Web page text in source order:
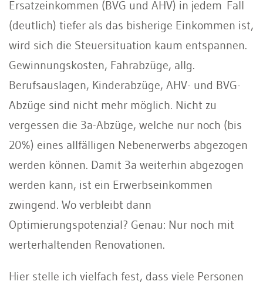
Ersatzeinkommen (BVG und AHV) in jedem Fall
(deutlich) tiefer als das bisherige Einkommen ist,
wird sich die Steuersituation kaum entspannen.
Gewinnungskosten, Fahrabzüge, allg.
Berufsauslagen, Kinderabzüge, AHV- und BVG-
Abzüge sind nicht mehr möglich. Nicht zu
vergessen die 3a-Abzüge, welche nur noch (bis
20%) eines allfälligen Nebenerwerbs abgezogen
werden können. Damit 3a weiterhin abgezogen
werden kann, ist ein Erwerbseinkommen
zwingend. Wo verbleibt dann
Optimierungspotenzial? Genau: Nur noch mit
werterhaltenden Renovationen.
Hier stelle ich vielfach fest, dass viele Personen